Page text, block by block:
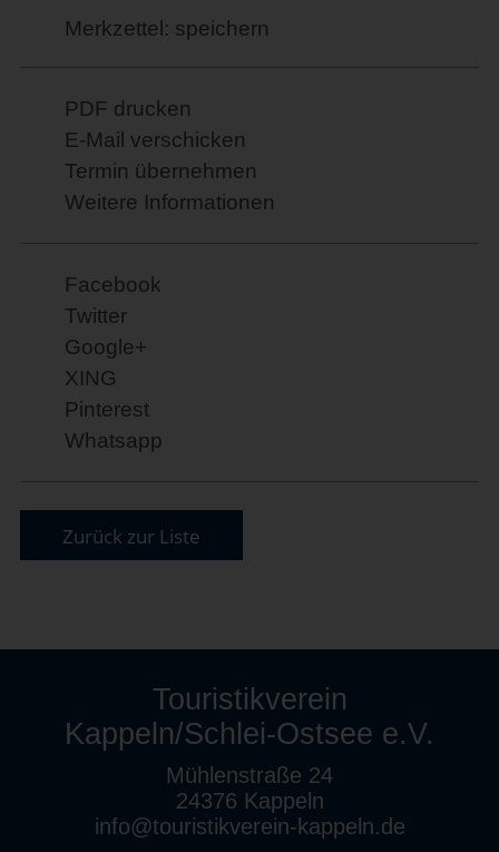
Merkzettel: speichern
PDF drucken
E-Mail verschicken
Termin übernehmen
Weitere Informationen
Facebook
Twitter
Google+
XING
Pinterest
Whatsapp
Zurück zur Liste
Touristikverein
Kappeln/Schlei-Ostsee e.V.
Mühlenstraße 24
24376 Kappeln
info@touristikverein-kappeln.de